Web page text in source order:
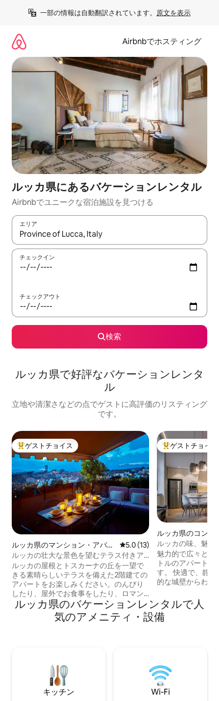
一部の情報は自動翻訳されています。 原文を表示
Airbnbでホスティング
ルッカ県にあるバケーションレンタル
Airbnbでユニークな宿泊施設を見つける
エリア
検索結果が表示されたら、上下の矢印キーを使って移動するか
チェックイン
チェックアウト
検索
ルッカ県で好評なバケーションレンタ
ル
立地や清潔さなどの点でゲストに高評価のリスティング
です。
大好評のゲストチョイスです。
ゲストチョイス
ルッカ県のマンション・アパー
ト
レビュー13件、5つ星中5.0つ
5.0 (13)
ルッカの壮大な景色を望むテラス付きア
パートメント
ルッカの屋根とトスカーナの丘を一望で
きる素晴らしいテラスを備えた2階建ての
アパートをお楽しみください。のんびり
したり、屋外でお食事をしたり、ロマン
チックなひとときを過ごしたりするのに
ぴったりです！寝室3部屋とバスルーム2
部屋を備え、カップル、ご家族、または
ラ・ボッティーニの庭園の隣にある3階と
4階（エレベーターなし）に位置するアパ
ートからは、忘れられない景色を眺める
ことができます。
大好評のゲスト
ゲストチョイス
ルッカ県のコンド
ルッカの味、魅力
魅力的で広々とし
トルのアパート
す。 快適で、静
的な城壁からわず
なアンフェテアト
の史跡からわずか
スマートワーカ
アパートまで徒歩
ルッカ県のバケーションレンタルで人
気のアメニティ・設備
キッチン Wi-Fi